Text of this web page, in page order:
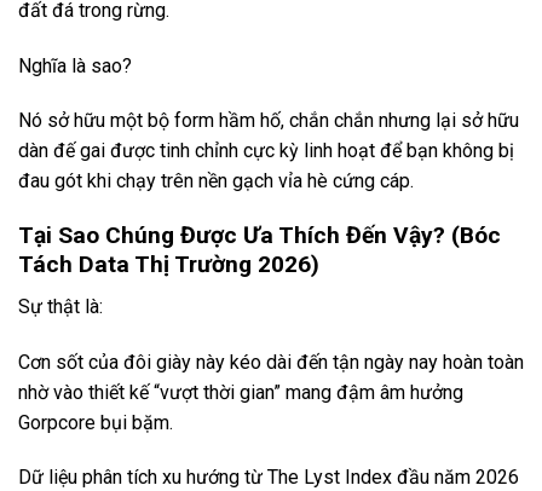
đất đá trong rừng.
Nghĩa là sao?
Nó sở hữu một bộ form hầm hố, chắn chắn nhưng lại sở hữu
dàn đế gai được tinh chỉnh cực kỳ linh hoạt để bạn không bị
đau gót khi chạy trên nền gạch vỉa hè cứng cáp.
Tại Sao Chúng Được Ưa Thích Đến Vậy? (Bóc
Tách Data Thị Trường 2026)
Sự thật là:
Cơn sốt của đôi giày này kéo dài đến tận ngày nay hoàn toàn
nhờ vào thiết kế “vượt thời gian” mang đậm âm hưởng
Gorpcore bụi bặm.
Dữ liệu phân tích xu hướng từ The Lyst Index đầu năm 2026